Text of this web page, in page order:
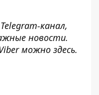
Telegram-канал,
новости.
можно здесь.